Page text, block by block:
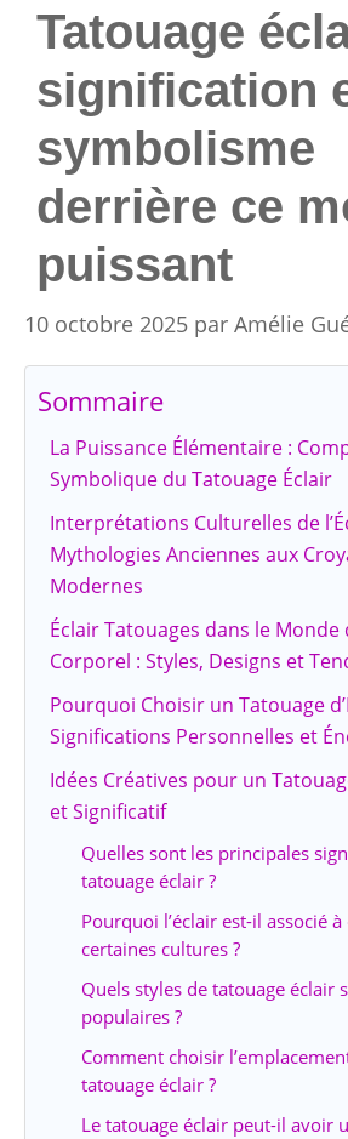
Tatouage
signification
symbolisme
derrière ce
puissant
10 octobre 2025 par Amélie
Sommaire
La Puissance Élémentaire :
Symbolique du Tatouage Éclair
Interprétations Culturelles de
Mythologies Anciennes aux
Modernes
Éclair Tatouages dans le Monde
Corporel : Styles, Designs et
Pourquoi Choisir un Tatouage
Significations Personnelles et
Idées Créatives pour un
et Significatif
Quelles sont les principales
tatouage éclair ?
Pourquoi l’éclair est-il associé
certaines cultures ?
Quels styles de tatouage éclair
populaires ?
Comment choisir
tatouage éclair ?
Le tatouage éclair peut-il avoir